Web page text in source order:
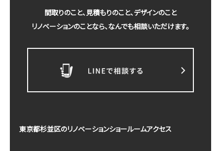
間取りのこと、見積もりのこと、デザインのこと
リノベーションのことなら、なんでも相談いただけます。
東京都杉並区のリノベーションショールームアクセス